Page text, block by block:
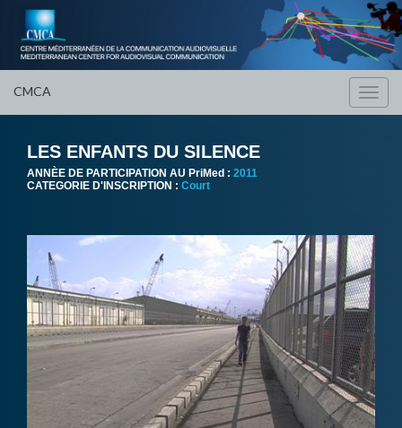
CMCA
LES ENFANTS DU SILENCE
ANNÈE DE PARTICIPATION AU PriMed : 2011
CATEGORIE D'INSCRIPTION : Court